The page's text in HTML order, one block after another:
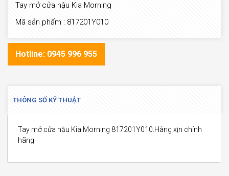
Tay mở cửa hậu Kia Morning
Mã sản phẩm : 817201Y010
Hotline: 0945 996 955
THÔNG SỐ KỸ THUẬT
Tay mở cửa hậu Kia Morning 817201Y010.Hàng xịn chính
hãng